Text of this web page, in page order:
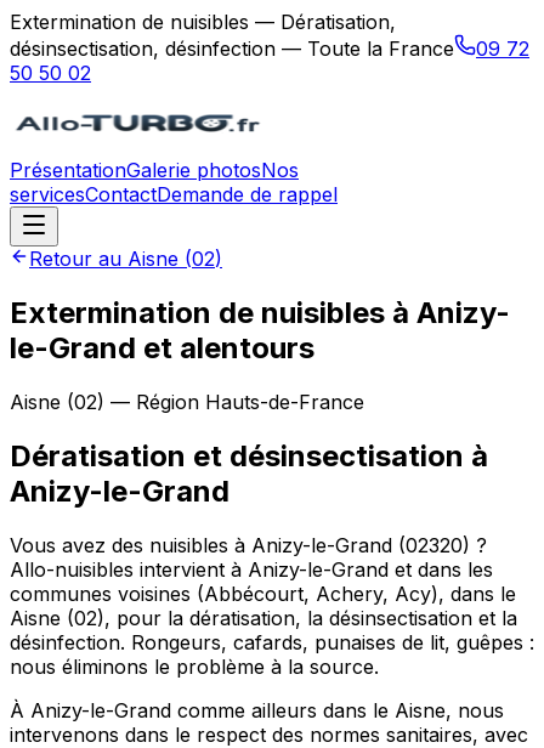
Extermination de nuisibles — Dératisation,
désinsectisation, désinfection — Toute la France
09 72
50 50 02
PrésentationGalerie photosNos
servicesContactDemande de rappel
Retour au Aisne (02)
Extermination de nuisibles à Anizy-
le-Grand et alentours
Aisne (02) — Région Hauts-de-France
Dératisation et désinsectisation à
Anizy-le-Grand
Vous avez des nuisibles à Anizy-le-Grand (02320) ?
Allo-nuisibles intervient à Anizy-le-Grand et dans les
communes voisines (Abbécourt, Achery, Acy), dans le
Aisne (02), pour la dératisation, la désinsectisation et la
désinfection. Rongeurs, cafards, punaises de lit, guêpes :
nous éliminons le problème à la source.
À Anizy-le-Grand comme ailleurs dans le Aisne, nous
intervenons dans le respect des normes sanitaires, avec